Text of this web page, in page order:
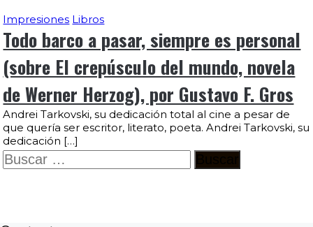
Impresiones Libros
Todo barco a pasar, siempre es personal
(sobre El crepúsculo del mundo, novela
de Werner Herzog), por Gustavo F. Gros
Andrei Tarkovski, su dedicación total al cine a pesar de
que quería ser escritor, literato, poeta. Andrei Tarkovski, su
dedicación […]
Buscar: